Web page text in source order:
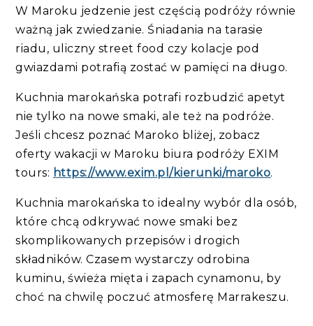
W Maroku jedzenie jest częścią podróży równie
ważną jak zwiedzanie. Śniadania na tarasie
riadu, uliczny street food czy kolacje pod
gwiazdami potrafią zostać w pamięci na długo.
Kuchnia marokańska potrafi rozbudzić apetyt
nie tylko na nowe smaki, ale też na podróże.
Jeśli chcesz poznać Maroko bliżej, zobacz
oferty wakacji w Maroku biura podróży EXIM
tours: https://www.exim.pl/kierunki/maroko.
Kuchnia marokańska to idealny wybór dla osób,
które chcą odkrywać nowe smaki bez
skomplikowanych przepisów i drogich
składników. Czasem wystarczy odrobina
kuminu, świeża mięta i zapach cynamonu, by
choć na chwilę poczuć atmosferę Marrakeszu.